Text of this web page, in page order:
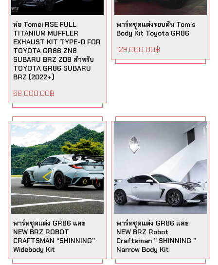
ท่อ Tomei RSE FULL
TITANIUM MUFFLER
EXHAUST KIT TYPE-D FOR
TOYOTA GR86 ZN8
SUBARU BRZ ZD8 สำหรับ
TOYOTA GR86 SUBARU
BRZ (2022+)
68,000.00฿
พาร์ทชุดแต่งรอบคัน Tom’s
Body Kit Toyota GR86
128,000.00฿
พาร์ทชุดแต่ง GR86 และ
NEW BRZ ROBOT
CRAFTSMAN “SHINNING”
Widebody Kit
พาร์ทชุดแต่ง GR86 และ
NEW BRZ Robot
Craftsman ” SHINNING ”
Narrow Body Kit